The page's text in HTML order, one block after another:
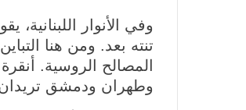
وفي الأنوار
تنته بعد. ومن هنا
المصالح الروسية.
وطهران ودمشق